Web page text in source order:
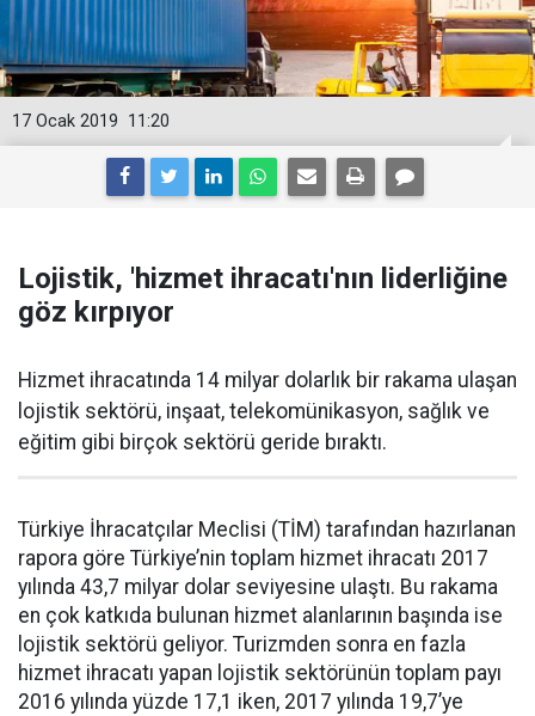
11:20
17 Ocak 2019
Lojistik, 'hizmet ihracatı'nın liderliğine
göz kırpıyor
Hizmet ihracatında 14 milyar dolarlık bir rakama ulaşan
lojistik sektörü, inşaat, telekomünikasyon, sağlık ve
eğitim gibi birçok sektörü geride bıraktı.
Türkiye İhracatçılar Meclisi (TİM) tarafından hazırlanan
rapora göre Türkiye’nin toplam hizmet ihracatı 2017
yılında 43,7 milyar dolar seviyesine ulaştı. Bu rakama
en çok katkıda bulunan hizmet alanlarının başında ise
lojistik sektörü geliyor. Turizmden sonra en fazla
hizmet ihracatı yapan lojistik sektörünün toplam payı
2016 yılında yüzde 17,1 iken, 2017 yılında 19,7’ye